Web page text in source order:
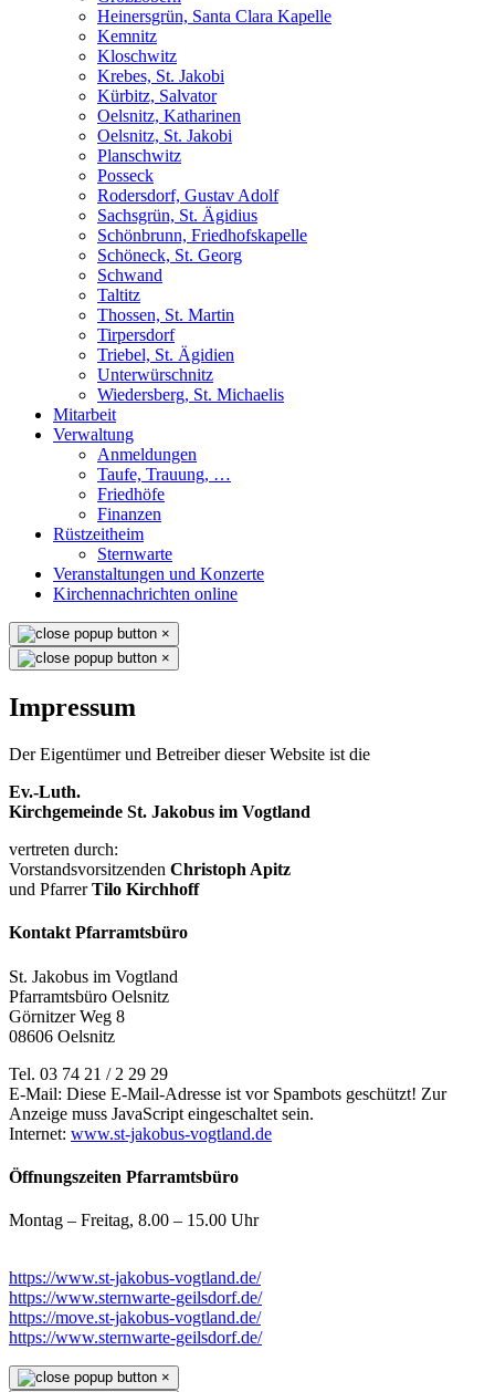
Heinersgrün, Santa Clara Kapelle
Kemnitz
Kloschwitz
Krebes, St. Jakobi
Kürbitz, Salvator
Oelsnitz, Katharinen
Oelsnitz, St. Jakobi
Planschwitz
Posseck
Rodersdorf, Gustav Adolf
Sachsgrün, St. Ägidius
Schönbrunn, Friedhofskapelle
Schöneck, St. Georg
Schwand
Taltitz
Thossen, St. Martin
Tirpersdorf
Triebel, St. Ägidien
Unterwürschnitz
Wiedersberg, St. Michaelis
Mitarbeit
Verwaltung
Anmeldungen
Taufe, Trauung, …
Friedhöfe
Finanzen
Rüstzeitheim
Sternwarte
Veranstaltungen und Konzerte
Kirchennachrichten online
×
×
Impressum
Der Eigentümer und Betreiber dieser Website ist die
Ev.-Luth.
Kirchgemeinde St. Jakobus im Vogtland
vertreten durch:
Vorstandsvorsitzenden Christoph Apitz
und PfarrerTilo Kirchhoff
Kontakt Pfarramtsbüro
St. Jakobus im Vogtland
Pfarramtsbüro Oelsnitz
Görnitzer Weg 8
08606 Oelsnitz
Tel. 03 74 21 / 2 29 29
E-Mail: Diese E-Mail-Adresse ist vor Spambots geschützt! Zur
Anzeige muss JavaScript eingeschaltet sein.
Internet: www.st-jakobus-vogtland.de
Öffnungszeiten Pfarramtsbüro
Montag – Freitag, 8.00 – 15.00 Uhr
https://www.st-jakobus-vogtland.de/
https://www.sternwarte-geilsdorf.de/
https://move.st-jakobus-vogtland.de/
https://www.sternwarte-geilsdorf.de/
×